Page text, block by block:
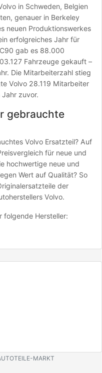
in Schweden, Belgien
genauer in Berkeley
neuen Produktionswerkes
erfolgreiches Jahr für
gab es 88.000
Fahrzeuge gekauft –
Die Mitarbeiterzahl stieg
Volvo 28.119 Mitarbeiter
zuvor.
gebrauchte
Volvo Ersatzteil? Auf
für neue und
hochwertige neue und
Wert auf Qualität? So
der
Volvo.
folgende Hersteller:
MARKT